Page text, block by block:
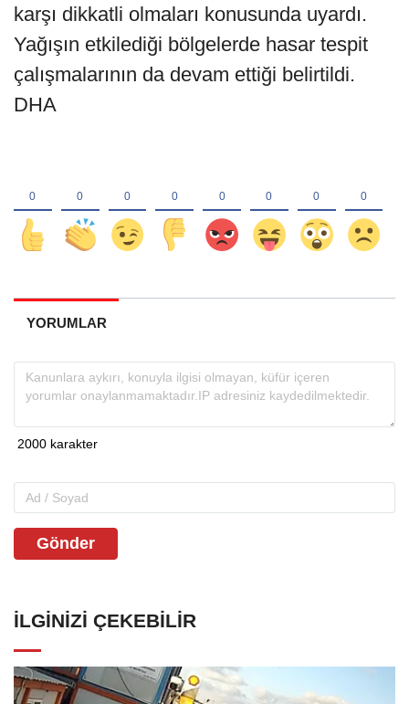
karşı dikkatli olmaları konusunda uyardı.
Yağışın etkilediği bölgelerde hasar tespit
çalışmalarının da devam ettiği belirtildi.
DHA
YORUMLAR
Gönder
İLGINIZI ÇEKEBILIR